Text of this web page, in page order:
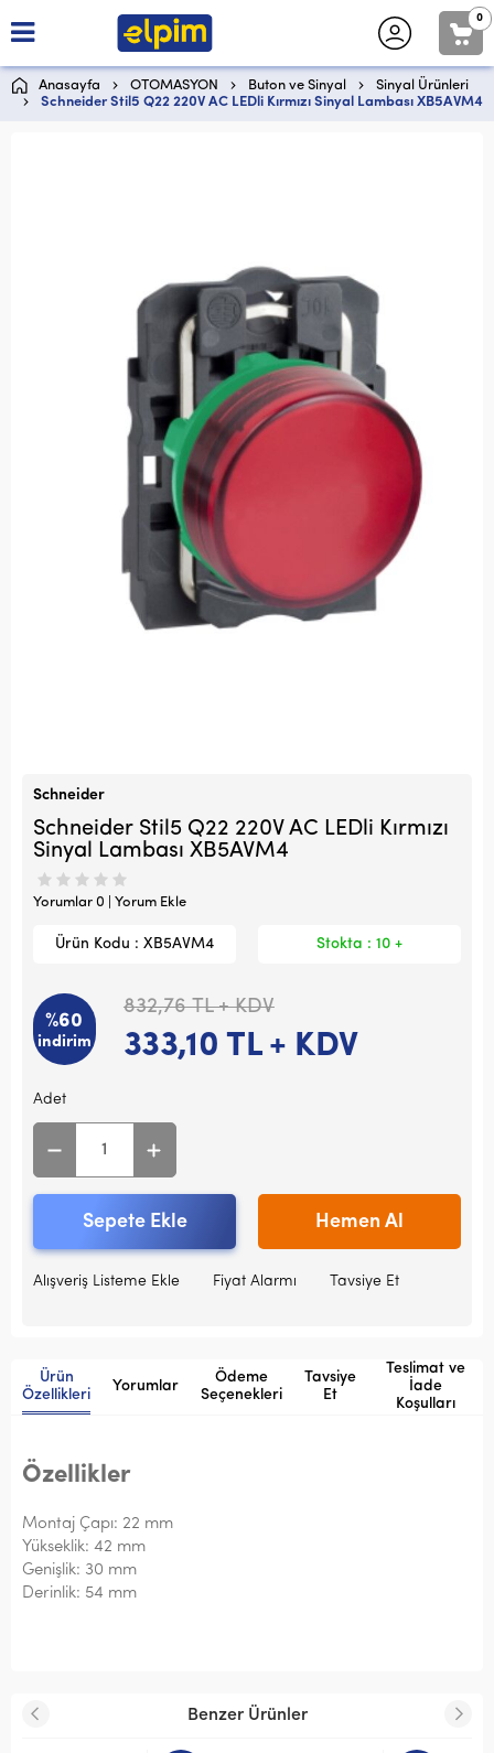
0
Anasayfa OTOMASYON Buton ve Sinyal
Sinyal Ürünleri
Schneider Stil5 Q22 220V AC LEDli Kırmızı Sinyal Lambası XB5AVM4
Schneider
Schneider Stil5 Q22 220V AC LEDli Kırmızı
Sinyal Lambası XB5AVM4
Yorumlar 0 | Yorum Ekle
Ürün Kodu : XB5AVM4 Stokta : 10 +
%60
indirim
832,76TL + KDV
333,10 TL + KDV
Adet
Sepete Ekle Hemen Al
Alışveriş Listeme Ekle Fiyat Alarmı Tavsiye Et
Ürün
Özellikleri
Yorumlar
Ödeme
Seçenekleri
Tavsiye
Et
Teslimat ve
İade
Koşulları
Özellikler
Montaj Çapı: 22 mm
Yükseklik: 42 mm
Genişlik: 30 mm
Derinlik: 54 mm
Benzer Ürünler